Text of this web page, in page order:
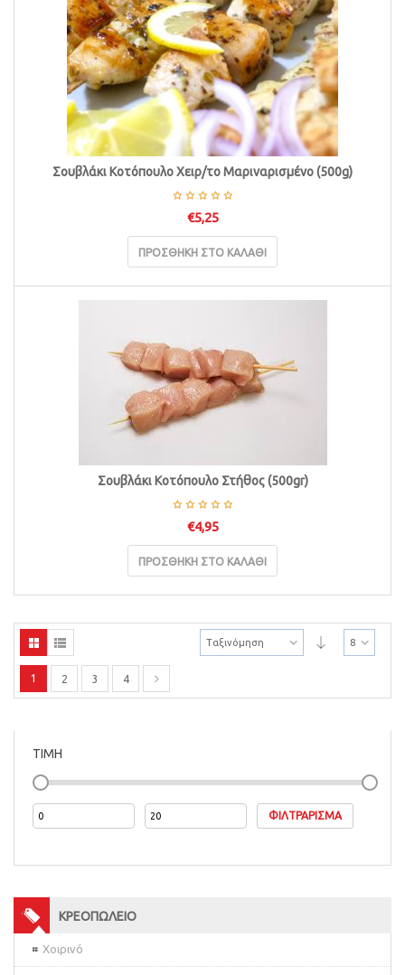
ΤΙΜΗ
ΦΙΛΤΡΆΡΙΣΜΑ
ΚΡΕΟΠΩΛΕΙΟ
Χοιρινό
Σουβλάκι Κοτόπουλο Χειρ/το Μαριναρισμένο (500g)
€5,25
ΠΡΟΣΘΉΚΗ ΣΤΟ ΚΑΛΆΘΙ
Σουβλάκι Κοτόπουλο Στήθος (500gr)
€4,95
ΠΡΟΣΘΉΚΗ ΣΤΟ ΚΑΛΆΘΙ
Ταξινόμηση 8
1 2 3 4